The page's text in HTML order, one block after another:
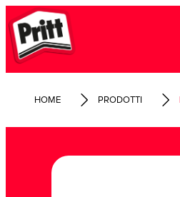
HOME PRODOTTI